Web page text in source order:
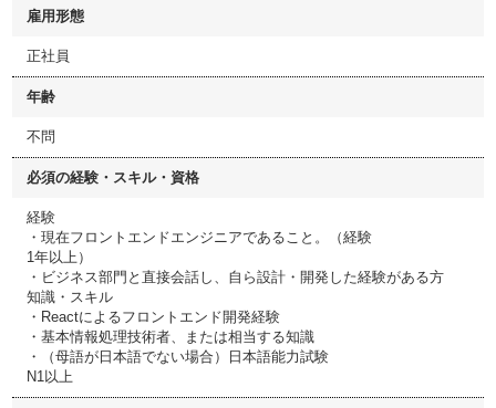
雇用形態
正社員
年齢
不問
必須の経験・スキル・資格
経験
・現在フロントエンドエンジニアであること。（経験
1年以上）
・ビジネス部門と直接会話し、自ら設計・開発した経験がある方
知識・スキル
・Reactによるフロントエンド開発経験
・基本情報処理技術者、または相当する知識
・（母語が日本語でない場合）日本語能力試験
N1以上